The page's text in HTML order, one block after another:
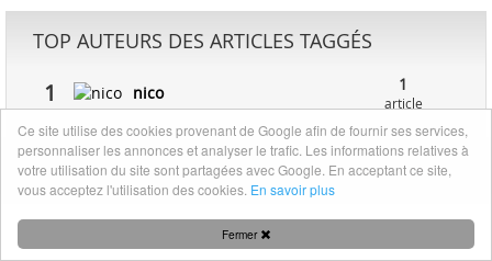
TOP AUTEURS DES ARTICLES TAGGÉS
1 nico 1
article
Mentions légales|Nous contacter
Fermer
Ce site utilise des cookies provenant de Google afin de fournir ses services,
personnaliser les annonces et analyser le trafic. Les informations relatives à
votre utilisation du site sont partagées avec Google. En acceptant ce site,
vous acceptez l'utilisation des cookies. En savoir plus